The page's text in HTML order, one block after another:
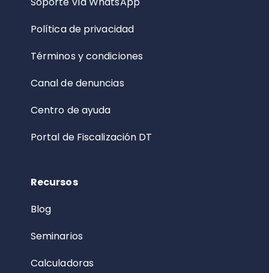
Política de privacidad
Términos y condiciones
Canal de denuncias
Centro de ayuda
Portal de Fiscalización DT
Recursos
Blog
Seminarios
Calculadoras